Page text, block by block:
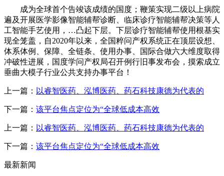
成为全球首个告竣该成绩的国度；鞭策实现二级以上病院
遍及开展医学影像智能辅帮诊断、临床诊疗智能辅帮决策等人
工智能手艺使用，…凸起下层。下层诊疗智能辅帮使用根基实
现全笼盖，自2020年以来，全国粹问产权系统正在顶层设想、
体系体例、保障、全链条、使用办事、国际合做六大维度取得
冲破性进展，国度学问产权局召开例行旧事发布会，摸索成立
垂曲大模子行业公共支持办事平台！
上一篇： 以睿智医药、泓博医药、药石科技康德为代表的
下一篇： 该平台焦点定位为“全球低成本高效
上一篇： 以睿智医药、泓博医药、药石科技康德为代表的
下一篇： 该平台焦点定位为“全球低成本高效
最新新闻